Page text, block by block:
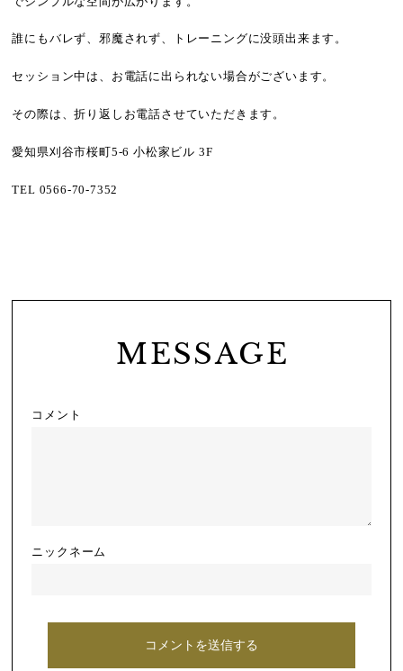
誰にもバレず、邪魔されず、トレーニングに没頭出来ます。
セッション中は、お電話に出られない場合がございます。
その際は、折り返しお電話させていただきます。
愛知県刈谷市桜町 5-6小松家ビル 3F
TEL 0566-70-7352
MESSAGE
コメント
ニックネーム